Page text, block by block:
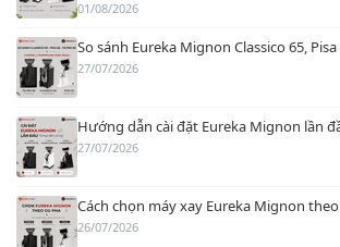
01/08/2026
So sánh Eureka Mignon Classico 65,
27/07/2026
Hướng dẫn cài đặt Eureka Mignon lần
27/07/2026
Cách chọn máy xay Eureka Mignon
26/07/2026